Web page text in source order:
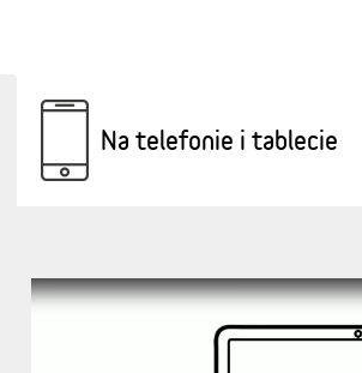
Na telefonie i tablecie